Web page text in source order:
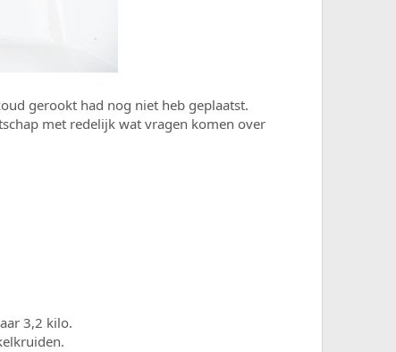
gerookt had nog niet heb geplaatst.
met redelijk wat vragen komen over
3,2 kilo.